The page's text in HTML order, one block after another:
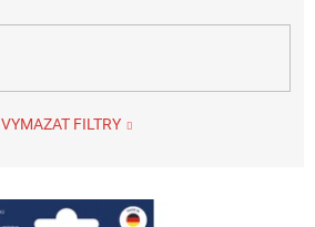
VYMAZAT FILTRY